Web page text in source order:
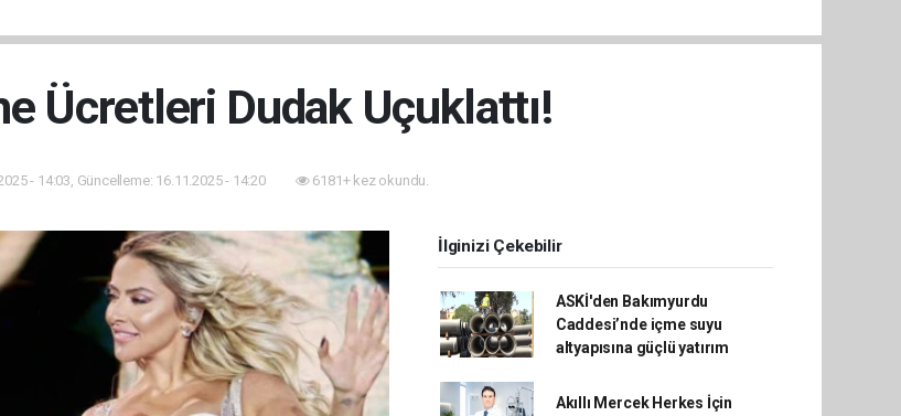
Ücretleri Dudak Uçuklattı!
- 14:03, Güncelleme: 16.11.2025 - 14:20 6181+ kez okundu.
İlginizi Çekebilir
ASKİ'den Bakımyurdu
Caddesi’nde içme suyu
altyapısına güçlü yatırım
Akıllı Mercek Herkes İçin